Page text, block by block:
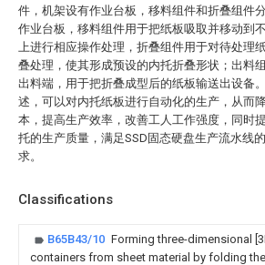
件，机架设有作业台板，移料组件和折叠组件
作业台板，移料组件用于把纸板吸取并移动到
上进行相应操作处理，折叠组件用于对待处理
叠处理，使其形成预设的内托折叠形状；出料
出料端，用于把折叠成型后的纸板输送出设备
述，可以对内托纸板进行自动化的生产，从而
本，提高生产效率，改善工人工作强度，同时
托的生产质量，满足SSD固态硬盘生产流水线
求。
Classifications
B65B43/10 Forming three-dimensional
containers from sheet material by folding the